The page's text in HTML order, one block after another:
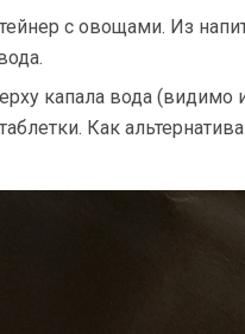
с овощами. Из
капала вода (видимо
Как альтернатива